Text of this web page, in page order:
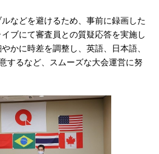
などを避けるため、事前に録画した
ブにて審査員との質疑応答を実施し
かに時差を調整し、英語、日本語、
するなど、スムーズな大会運営に努